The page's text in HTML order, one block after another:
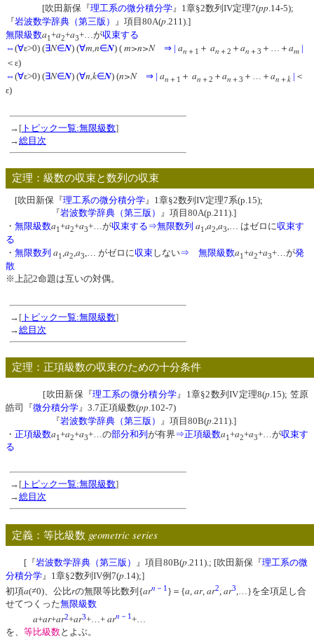
[吹田新保『理工系の微分積分学 』1章§2数列IV定理7(pp .14-5);
『岩波数学辞典（第三版） 』項目80A(p .211).]
無限級数a1+a2+a3+…が収束する
⇔ (∀ε>0) (∃N∈N) (∀m,n∈N) ( m>n>N ⇒ | an ＋1 ＋ an ＋2 ＋ an ＋3 ＋…＋ am |
＜ε)
⇔ (∀ε>0) (∃N∈N) (∀n,k∈N) (n>N ⇒ | an ＋1 ＋ an ＋2 ＋ an ＋3 ＋…＋ an ＋k | ＜
ε)
→[ トピック一覧:無限級数]
→総目次
定理：級数の収束と数列の収束
[吹田新保『理工系の微分積分学』1章§2数列IV定理7系(p.15);
『岩波数学辞典（第三版） 』項目80A(p.211).]
・ 無限級数a1+a2+a3+…が収束する⇒無限数列 a1,a2,a3,… はゼロに収束す
る
・ 無限数列 a1,a2,a3,… がゼロに収束しない⇒ 無限級数a1+a2+a3+…が発
散
※上記2命題は互いの対偶。
→[ トピック一覧:無限級数]
→総目次
定理：正項級数の収束のための十分条件
[吹田新保『理工系の微分積分学 』1章§2数列IV定理8(p .15); 笠原
皓司『微分積分学 』3.7正項級数(pp .102-7)
『岩波数学辞典（第三版） 』項目80B(p .211).]
・ 正項級数a1+a2+a3+…の部分和列が有界⇒正項級数a1+a2+a3+…が収束す
る
→[ トピック一覧:無限級数]
→総目次
定義：等比級数 geometric series
[『岩波数学辞典（第三版） 』項目80B(p .211).; [吹田新保『理工系の微
分積分学 』1章§2数列IV例7(p .14);]
初項a(≠0)、公比rの無限等比数列{arn －1 }＝{a, ar, ar2, ar3,…}を全項足し合
せてつくった無限級数
a+ar+ar2+ar3+…+ arn －1+…
を、 等比級数とよぶ。